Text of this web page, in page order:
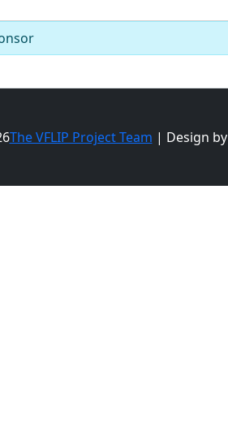
The VFLIP Project Team | Design by